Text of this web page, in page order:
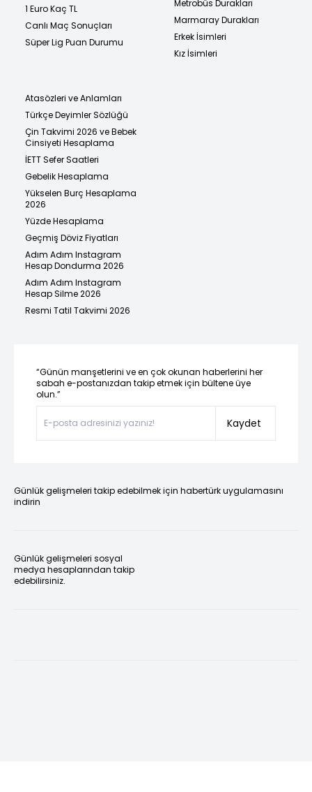
1 Euro Kaç TL
Canlı Maç Sonuçları
Süper Lig Puan Durumu
Metrobüs Durakları
Marmaray Durakları
Erkek İsimleri
Kız İsimleri
Atasözleri ve Anlamları
Türkçe Deyimler Sözlüğü
Çin Takvimi 2026 ve Bebek
Cinsiyeti Hesaplama
İETT Sefer Saatleri
Gebelik Hesaplama
Yükselen Burç Hesaplama
2026
Yüzde Hesaplama
Geçmiş Döviz Fiyatları
Adım Adım Instagram
Hesap Dondurma 2026
Adım Adım Instagram
Hesap Silme 2026
Resmi Tatil Takvimi 2026
“Günün manşetlerini ve en çok okunan haberlerini her
sabah e-postanızdan takip etmek için bültene üye
olun.”
Kaydet
Günlük gelişmeleri takip edebilmek için habertürk uygulamasını
indirin
Günlük gelişmeleri sosyal
medya hesaplarından takip
edebilirsiniz.